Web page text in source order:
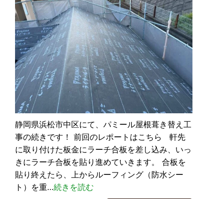
静岡県浜松市中区にて、パミール屋根葺き替え工
事の続きです！ 前回のレポートはこちら 軒先
に取り付けた板金にラーチ合板を差し込み、いっ
きにラーチ合板を貼り進めていきます。 合板を
貼り終えたら、上からルーフィング（防水シー
ト）を重…続きを読む